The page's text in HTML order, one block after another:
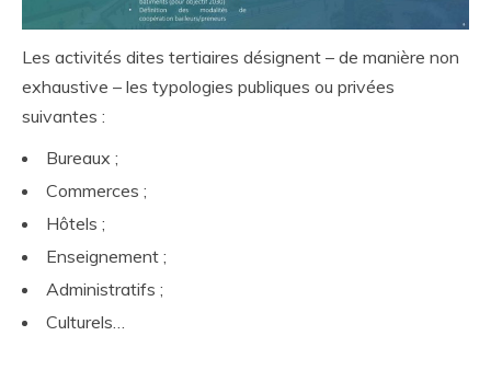
Les activités dites tertiaires désignent – de manière non
exhaustive – les typologies publiques ou privées
suivantes :
Bureaux ;
Commerces ;
Hôtels ;
Enseignement ;
Administratifs ;
Culturels…